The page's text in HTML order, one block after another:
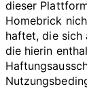
dieser
Homebrick
haftet, die sich
die hierin